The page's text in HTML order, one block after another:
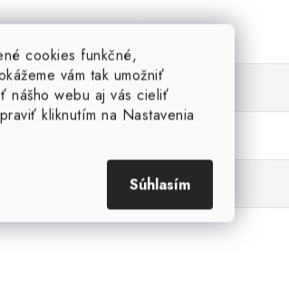
cookies funkčné,
vám tak umožniť
nášho webu aj vás cieliť
kliknutím na Nastavenia
Súhlasím
Kategória
EAN
Rozmer (mm)